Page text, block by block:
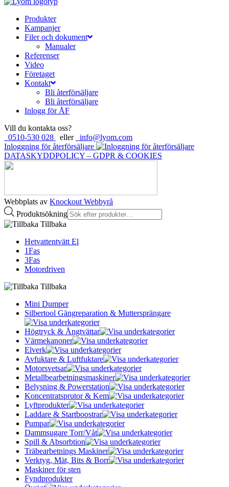
Produkter
Kampanjer
Filer och dokument
Manualer
Referenser
Video
Företaget
Kontakt
Bli återförsäljare
Bli återförsäljare
Inlogg för ÅF
Vill du kontakta oss?
0510-530 028
eller
info@lyom.com
Inloggning för återförsäljare
DATASKYDDPOLICY – GDPR & COOKIES
Webbplats av Knockout Webbyrå
Produktsökning
Tillbaka
Hetvattentvätt El
1Fas
3Fas
Motordriven
Tillbaka
Mini Dumper
Silbertool Gängreparation & Muttersprängare
Högtryck & Ångtvättar
Värmekanoner
Elverk
Avfuktare & Luftfuktare
Motorsvetsar
Metallbearbetningsmaskiner
Belysning & Powerstation
Koncentratsprutor & Kem
Lyftprodukter
Laddare & Startboostrar
Pumpar
Dammsugare Torr/Våt
Spill & Absorbtion
Träbearbetnings Maskiner
Verktyg, Mät, Bits & Borr
Maskiner för sten
Fyndprodukter